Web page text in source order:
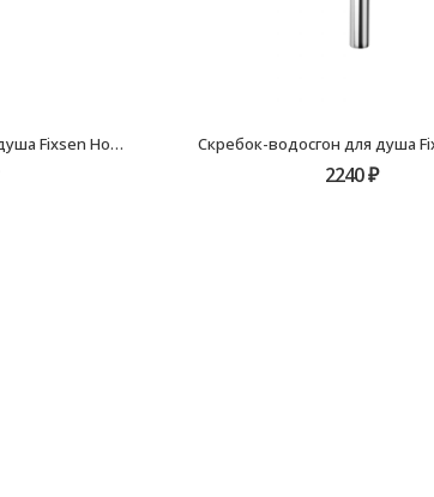
Скребок-водосгон для душа Fixsen Hotel черный FX-31030B
2240₽